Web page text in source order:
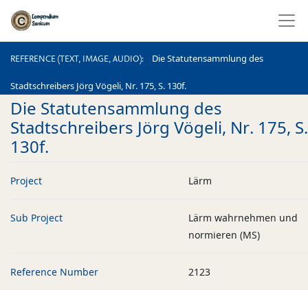
REFERENCE (TEXT, IMAGE, AUDIO) Die Statutensammlung des
Stadtschreibers Jörg Vögeli, Nr. 175, S. 130f.
REFERENCE (TEXT, IMAGE, AUDIO)
Die Statutensammlung des
Stadtschreibers Jörg Vögeli, Nr. 175, S.
130f.
Project Lärm
Sub Project
Lärm wahrnehmen und
normieren (MS)
Reference Number 2123